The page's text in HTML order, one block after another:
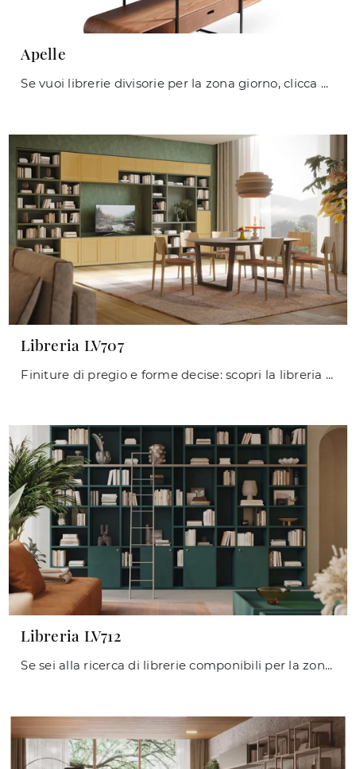
Apelle
Se vuoi librerie divisorie per la zona giorno, clicca e scopri le nostre soluzioni design: il modello Apelle Midj ti sta aspettando!
Libreria LV707
Finiture di pregio e forme decise: scopri la libreria Libreria LV707 di Giessegi tra le più originali Librerie moderne a muro.
Libreria LV712
Se sei alla ricerca di librerie componibili per la zona giorno, clicca e scopri le nostre soluzioni moderne: il modello Libreria LV712 Giessegi ti ...